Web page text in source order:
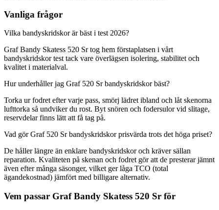
Vanliga frågor
Vilka bandyskridskor är bäst i test 2026?
Graf Bandy Skatess 520 Sr tog hem förstaplatsen i vårt
bandyskridskor test tack vare överlägsen isolering, stabilitet och
kvalitet i materialval.
Hur underhåller jag Graf 520 Sr bandyskridskor bäst?
Torka ur fodret efter varje pass, smörj lädret ibland och låt skenorna
lufttorka så undviker du rost. Byt snören och fodersulor vid slitage,
reservdelar finns lätt att få tag på.
Vad gör Graf 520 Sr bandyskridskor prisvärda trots det höga priset?
De håller längre än enklare bandyskridskor och kräver sällan
reparation. Kvaliteten på skenan och fodret gör att de presterar jämnt
även efter många säsonger, vilket ger låga TCO (total
ägandekostnad) jämfört med billigare alternativ.
Vem passar Graf Bandy Skatess 520 Sr för